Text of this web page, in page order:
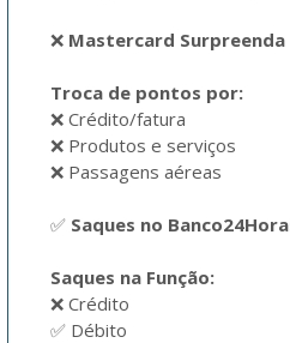
❌ Mastercard Surpreenda
Troca de pontos por:
❌ Crédito/fatura
❌ Produtos e serviços
❌ Passagens aéreas
✅ Saques no
Saques na Função:
❌ Crédito
✅ Débito